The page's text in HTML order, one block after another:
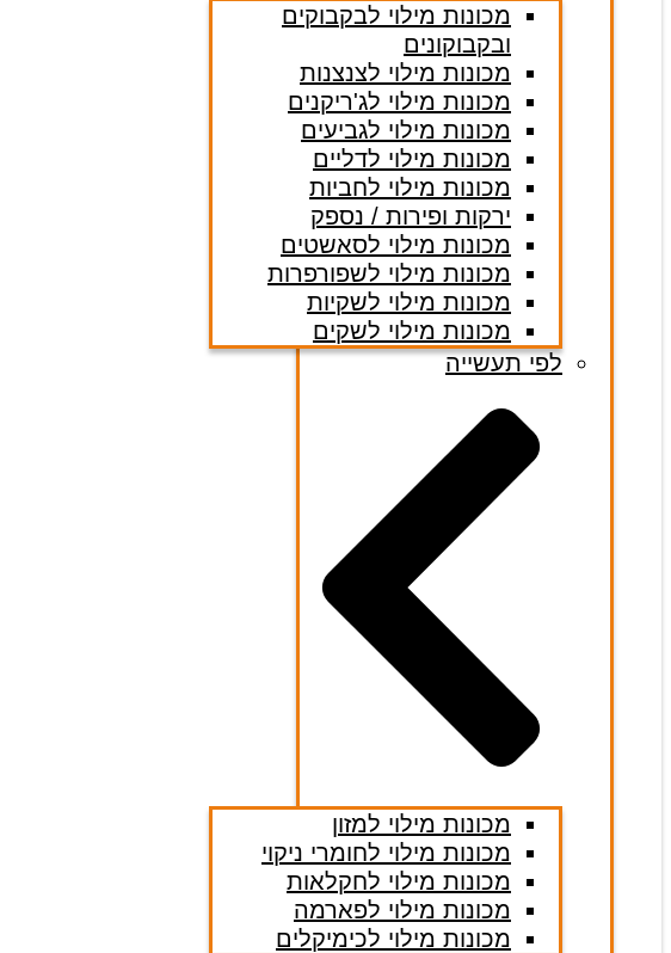
מכונות מילוי לבקבוקים
ובקבוקונים
מכונות מילוי לצנצנות
מכונות מילוי לג'ריקנים
מכונות מילוי לגביעים
מכונות מילוי לדליים
מכונות מילוי לחביות
ירקות ופירות / נספק
מכונות מילוי לסאשטים
מכונות מילוי לשפורפרות
מכונות מילוי לשקיות
מכונות מילוי לשקים
לפי תעשייה
מכונות מילוי למזון
מכונות מילוי לחומרי ניקוי
מכונות מילוי לחקלאות
מכונות מילוי לפארמה
מכונות מילוי לכימיקלים